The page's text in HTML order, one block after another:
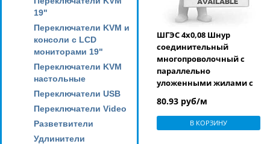
19"
Переключатели KVM и
консоли с LCD
мониторами 19"
Переключатели KVM
настольные
Переключатели USB
Переключатели Video
Разветвители
Удлинители
ШГЭС 4х0,08 Шнур
соединительный
многопроволочный с
параллельно
уложенными жилами с
изоляцией в
индивидуальном экране
с оболочкой из ПВХ-
80.93 руб/м
В КОРЗИНУ